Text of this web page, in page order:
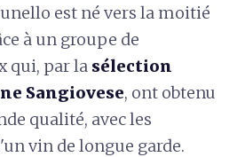
est né vers la moitié
à un groupe de
qui, par la sélection
Sangiovese, ont obtenu
qualité, avec les
vin de longue garde.